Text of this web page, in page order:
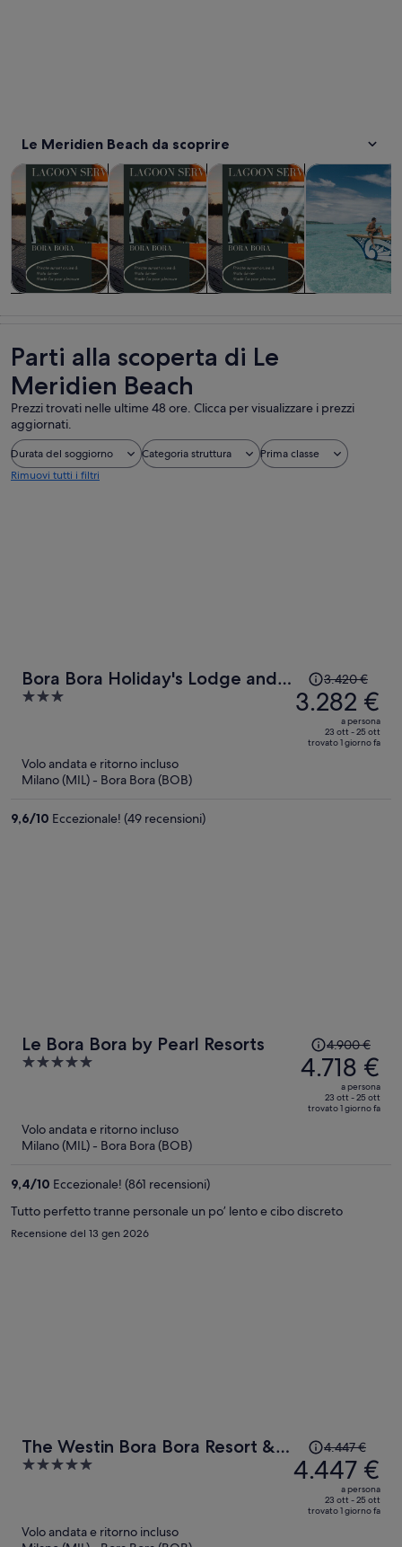
Le Meridien Beach da scoprire
Tour e gite di un giornoApertura in una nuova scheda
Attività acquaticheApertura in una nuova
Cibo, bevande e vita notturna
Crociere e
Parti alla scoperta di Le
Meridien Beach
Prezzi trovati nelle ultime 48 ore. Clicca per visualizzare i prezzi
aggiornati.
Durata del soggiorno Categoria struttura
Prima classe
Rimuovi tutti i filtri
Bora Bora Holiday's Lodge and
Villa
3
prezzo
era
3.420 €,
ora
3.420 €
3.282 €
a persona
23 ott - 25 ott
trovato 1 giorno fa
Volo andata e ritorno incluso
Milano (MIL) - Bora Bora (BOB)
9,6/10 Eccezionale! (49 recensioni)
Le Bora Bora by Pearl Resorts
5
prezzo
era
4.900 €,
ora
4.900 €
4.718 €
a persona
23 ott - 25 ott
trovato 1 giorno fa
Volo andata e ritorno incluso
Milano (MIL) - Bora Bora (BOB)
9,4/10 Eccezionale! (861 recensioni)
Tutto perfetto tranne personale un po’ lento e cibo discreto
Recensione del 13 gen 2026
The Westin Bora Bora Resort &
Spa
5
5
prezzo
era
4.447 €,
ora
4.447 €
4.447 €
a persona
23 ott - 25 ott
trovato 1 giorno fa
Volo andata e ritorno incluso